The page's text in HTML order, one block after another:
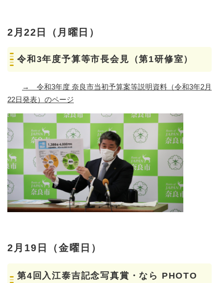
2月22日（月曜日）
令和3年度予算等市長会見（第1研修室）
→ 令和3年度 奈良市当初予算案等説明資料（令和3年2月
22日発表）のページ
2月19日（金曜日）
第4回入江泰吉記念写真賞・なら PHOTO